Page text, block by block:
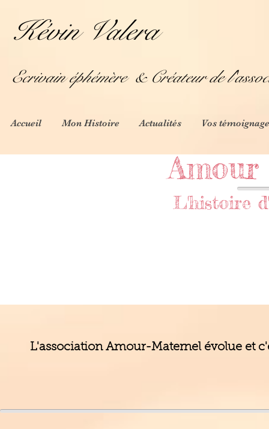
Kévin Valera
Ecrivain éphémère & Créateur de
Accueil Mon Histoire Actualités Vos
L'histoire
L'association Amour-Maternel évolue et